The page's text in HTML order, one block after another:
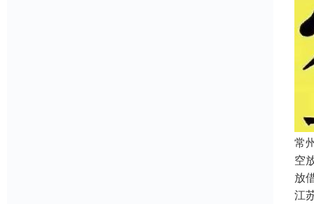
常
空
放
江